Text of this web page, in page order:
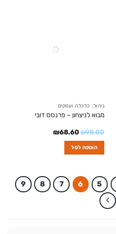
ניהול, כלכלה ועסקים
מבוא לניצחון – פרנסס דובי
₪98.00
המחיר
היה:
₪98.00.
₪68.60
המחיר
הוספה לסל
5
6
7
8
9